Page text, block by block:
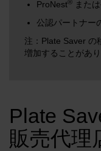
ProNest® また
公認パートナー
注：Plate Saver の
増加することがあり
Plate
販売代理